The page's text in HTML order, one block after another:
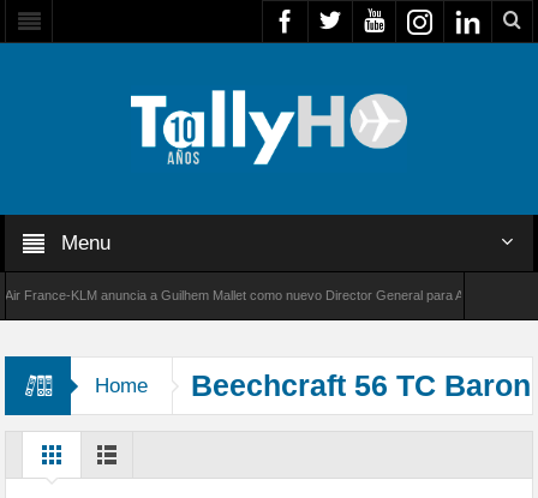
Menu
KLM anuncia a Guilhem Mallet como nuevo Director General para América Latina
Home Beechcraft 56 TC Baron